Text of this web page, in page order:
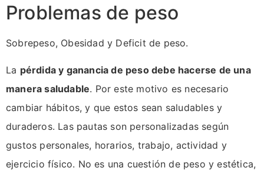
Problemas de peso
Sobrepeso, Obesidad y Deficit de peso.
La pérdida y ganancia de peso debe hacerse de una
manera saludable. Por este motivo es necesario
cambiar hábitos, y que estos sean saludables y
duraderos. Las pautas son personalizadas según
gustos personales, horarios, trabajo, actividad y
ejercicio físico. No es una cuestión de peso y estética,